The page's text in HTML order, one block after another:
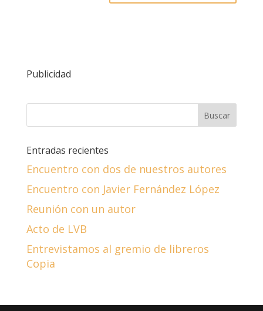
Publicidad
Entradas recientes
Encuentro con dos de nuestros autores
Encuentro con Javier Fernández López
Reunión con un autor
Acto de LVB
Entrevistamos al gremio de libreros
Copia